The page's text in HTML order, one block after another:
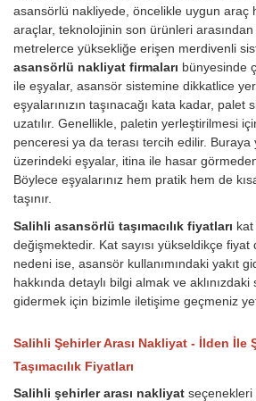
asansörlü nakliyede, öncelikle uygun araç
araçlar, teknolojinin son ürünleri
metrelerce yüksekliğe erişen merdivenli
asansörlü nakliyat firmaları bünyesinde
ile eşyalar, asansör sistemine dikkatlice
eşyalarınızın taşınacağı kata kadar, palet
uzatılır. Genellikle, paletin yerleştirilmesi
penceresi ya da terası tercih edilir.
üzerindeki eşyalar, itina ile hasar görmeden
Böylece eşyalarınız hem pratik hem de
taşınır.
Salihli asansörlü taşımacılık fiyatları
değişmektedir. Kat sayısı yükseldikçe fiyat
nedeni ise, asansör kullanımındaki yakıt
hakkında detaylı bilgi almak ve
gidermek için bizimle iletişime geçmeniz
Salihli Şehirler Arası Nakliyat - İlden İle
Taşımacılık Fiyatları
Salihli şehirler arası nakliyat seçenekleri